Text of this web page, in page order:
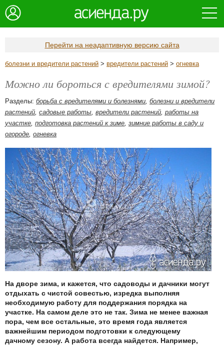
Перейти на неадаптивную версию сайта
болезни и вредители растений > вредители растений > огневка
Можно ли бороться с вредителями зимой?
Разделы: борьба с вредителями и болезнями, болезни и вредители
растений, садовые работы, вредители растений, работы на
участке, подготовка растений к зиме, зимние работы в саду и
огороде, огневка
На дворе зима, и кажется, что садоводы и дачники могут
отдыхать с чистой совестью, изредка выполняя
необходимую работу для поддержания порядка на
участке. На самом деле это не так. Зима не менее важная
пора, чем все остальные, это время года является
важнейшим периодом подготовки к следующему
дачному сезону. А работа всегда найдется. Например,